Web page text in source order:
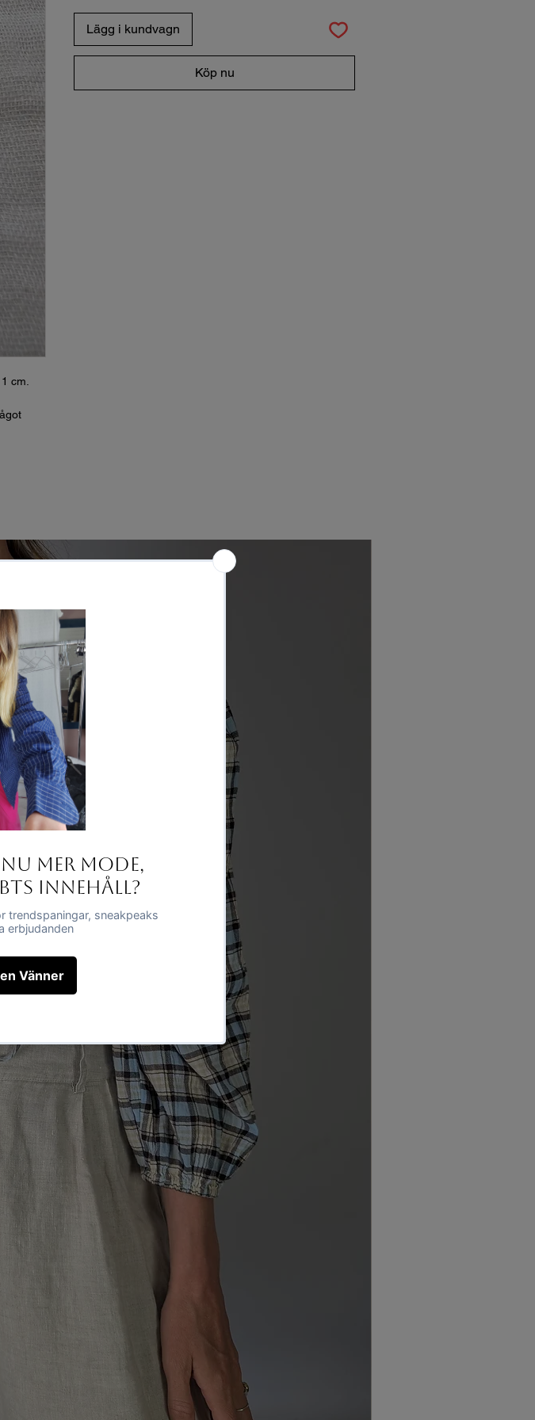
cm.
Lägg i kundvagn
Köp nu